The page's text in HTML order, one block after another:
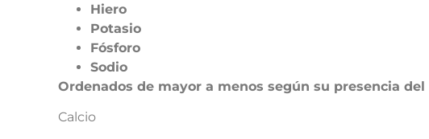
Hiero
Potasio
Fósforo
Sodio
Ordenados de mayor a menos según su presencia del
Calcio